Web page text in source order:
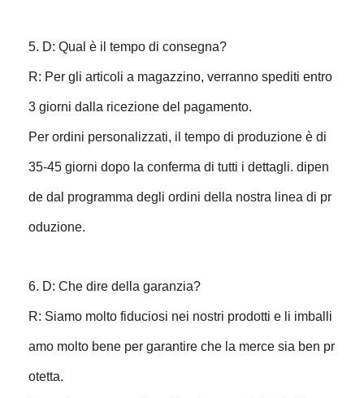
5. D: Qual è il tempo di consegna?
R: Per gli articoli a magazzino, verranno spediti entro
3 giorni dalla ricezione del pagamento.
Per ordini personalizzati, il tempo di produzione è di
35-45 giorni dopo la conferma di tutti i dettagli. dipen
de dal programma degli ordini della nostra linea di pr
oduzione.
6. D: Che dire della garanzia?
R: Siamo molto fiduciosi nei nostri prodotti e li imballi
amo molto bene per garantire che la merce sia ben pr
otetta.